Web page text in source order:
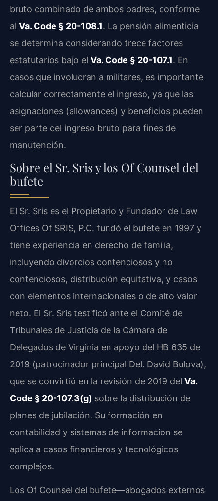
bruto combinado de ambos padres, conforme
al Va. Code § 20-108.1. La pensión alimenticia
se determina considerando trece factores
estatutarios bajo el Va. Code § 20-107.1. En
casos que involucran a militares, es importante
calcular correctamente el ingreso, ya que las
asignaciones (allowances) y beneficios pueden
ser parte del ingreso bruto para fines de
manutención.
Sobre el Sr. Sris y los Of Counsel del
bufete
El Sr. Sris es el Propietario y Fundador de Law
Offices Of SRIS, P.C. fundó el bufete en 1997 y
tiene experiencia en derecho de familia,
incluyendo divorcios contenciosos y no
contenciosos, distribución equitativa, y casos
con elementos internacionales o de alto valor
neto. El Sr. Sris testificó ante el Comité de
Tribunales de Justicia de la Cámara de
Delegados de Virginia en apoyo del HB 635 de
2019 (patrocinador principal Del. David Bulova),
que se convirtió en la revisión de 2019 del Va.
Code § 20-107.3(g) sobre la distribución de
planes de jubilación. Su formación en
contabilidad y sistemas de información se
aplica a casos financieros y tecnológicos
complejos.
Los Of Counsel del bufete—abogados externos